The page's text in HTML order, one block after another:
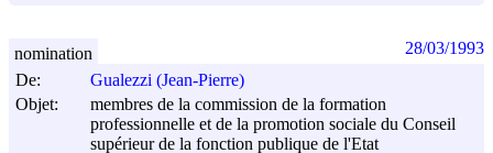
De:
Gualezzi (Jean-Pierre)
Objet:
membres de la commission de la formation
professionnelle et de la promotion sociale du Conseil
supérieur de la fonction publique de l'Etat
nomination 28/03/1993